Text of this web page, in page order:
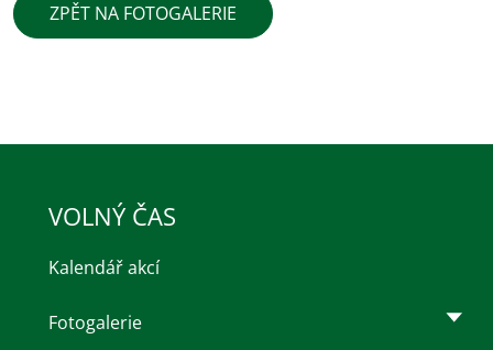
ZPĚT NA FOTOGALERIE
VOLNÝ ČAS
Kalendář akcí
Fotogalerie